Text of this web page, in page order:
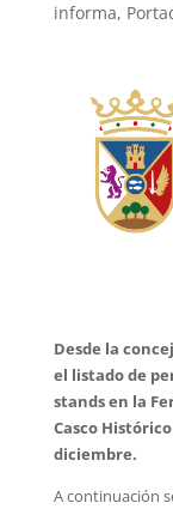
informa,
Desde la
el listado de
stands en la
Casco
diciembre.
A continuación